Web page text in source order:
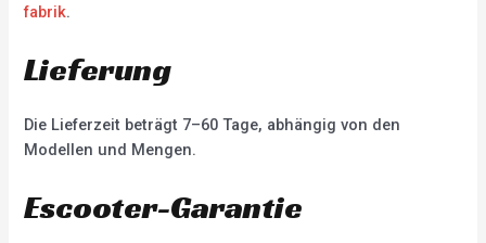
fabrik.
Lieferung
Die Lieferzeit beträgt 7–60 Tage, abhängig von den
Modellen und Mengen.
Escooter-Garantie